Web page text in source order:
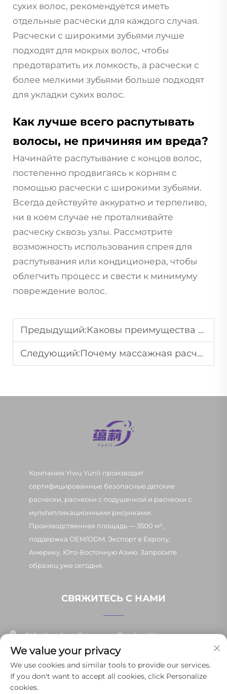
сухих волос, рекомендуется иметь
отдельные расчески для каждого случая.
Расчески с широкими зубьями лучше
подходят для мокрых волос, чтобы
предотвратить их ломкость, а расчески с
более мелкими зубьями больше подходят
для укладки сухих волос.
Как лучше всего распутывать
волосы, не причиняя им вреда?
Начинайте распутывание с концов волос,
постепенно продвигаясь к корням с
помощью расчески с широкими зубьями.
Всегда действуйте аккуратно и терпеливо,
ни в коем случае не проталкивайте
расческу сквозь узлы. Рассмотрите
возможность использования спрея для
распутывания или кондиционера, чтобы
облегчить процесс и свести к минимуму
повреждение волос.
Предыдущий:Каковы преимущества использования расчески для ежедневного ухода?
Следующий:Почему массажная расческа полезна для здорового роста волос?
Компания Yiwu Yunli производит
сертифицированные безопасные детские
расчески, расчески с подушечкой и расчески с
мультипликационными рисунками.
Производственная площадь — 3500 м²,
поддержка OEM/ODM. Экспорт в Европу,
Америку, Юго-Восточную Азию. Запросите
образец уже сегодня.
СВЯЖИТЕСЬ С НАМИ
Г. Иу, Китай, ул. Синьпан, д. 7, район Шанси
+86-13037647878
[email protected]
We value your privacy
We use cookies and similar tools to provide our services.
If you don't want to accept all cookies, click Personalize
cookies.